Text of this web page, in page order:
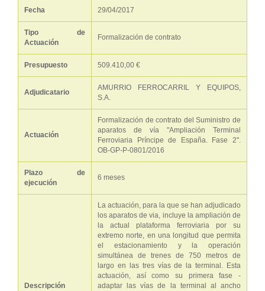
Fecha 29/04/2017
Tipo de
Actuación
Formalización de contrato
Presupuesto 509.410,00 €
Adjudicatario
AMURRIO FERROCARRIL Y EQUIPOS,
S.A.
Actuación
Formalización de contrato del Suministro de
aparatos de vía "Ampliación Terminal
Ferroviaria Príncipe de España. Fase 2".
OB-GP-P-0801/2016
Plazo de
ejecución
6 meses
Descripción
La actuación, para la que se han adjudicado
los aparatos de via, incluye la ampliación de
la actual plataforma ferroviaria por su
extremo norte, en una longitud que permita
el estacionamiento y la operación
simultánea de trenes de 750 metros de
largo en las tres vías de la terminal. Esta
actuación, así como su primera fase -
adaptar las vías de la terminal al ancho